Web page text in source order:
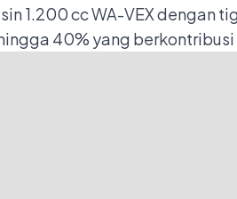
1.200 cc WA-VEX dengan
40% yang